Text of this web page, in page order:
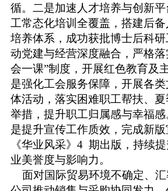
循。二是加速人才培养与创新
工常态化培训全覆盖，搭建后
培养体系，成功获批博士后科
动党建与经营深度融合，严格落
会一课”制度，开展红色教育及
是强化工会服务保障，开展各类
体活动，落实困难职工帮扶、
举措，提升职工归属感与幸福感
是提升宣传工作质效，完成新
《华业风采》4 期出版，持续
业美誉度与影响力。
面对国际贸易环境不确定、汇